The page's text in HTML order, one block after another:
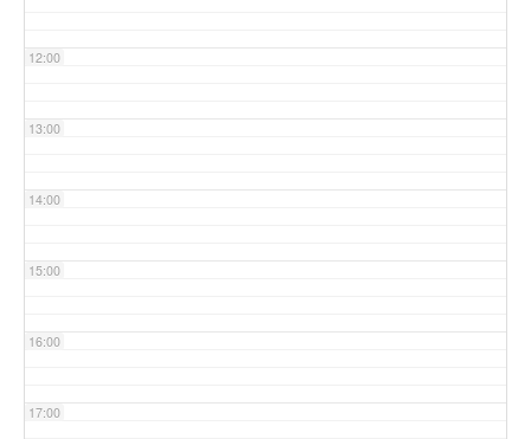
12:00
13:00
14:00
15:00
16:00
17:00